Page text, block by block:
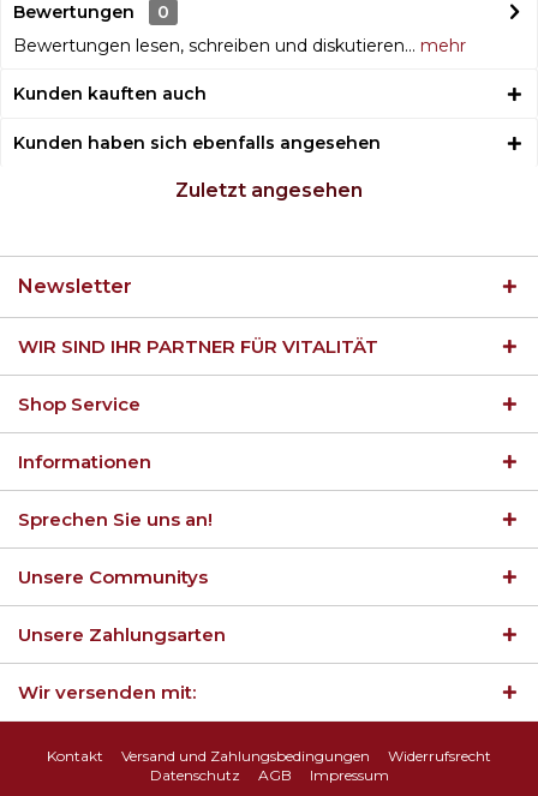
Bewertungen
0
Bewertungen lesen, schreiben und diskutieren... mehr
Kunden kauften auch
Kunden haben sich ebenfalls angesehen
Zuletzt angesehen
Newsletter
WIR SIND IHR PARTNER FÜR VITALITÄT
Shop Service
Informationen
Sprechen Sie uns an!
Unsere Communitys
Unsere Zahlungsarten
Wir versenden mit:
Kontakt Versand und Zahlungsbedingungen
Widerrufsrecht
Datenschutz
AGB Impressum